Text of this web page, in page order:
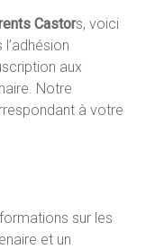
Castors, voici
l’adhésion
aux
Notre
à votre
sur les
et un